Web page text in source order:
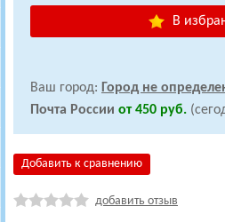
В
Ваш город: Город не
Почта России от 450 руб.
Добавить к сравнению
добавить отзыв